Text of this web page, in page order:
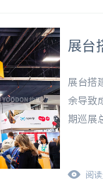
展台
展台搭
余导致
期巡展
阅